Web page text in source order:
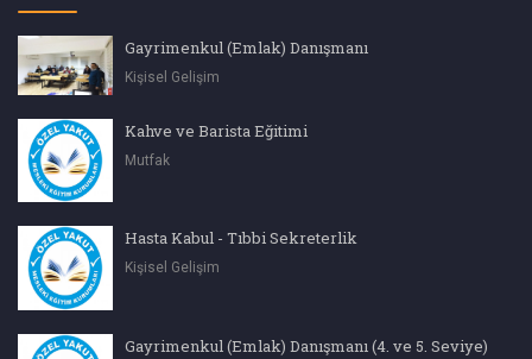
Gayrimenkul (Emlak) Danışmanı
Kişisel Gelişim
Kahve ve Barista Eğitimi
Mutfak
Hasta Kabul - Tıbbi Sekreterlik
Kişisel Gelişim
Gayrimenkul (Emlak) Danışmanı (4. ve 5. Seviye)